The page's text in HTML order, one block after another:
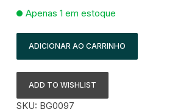
Apenas 1 em estoque
ADICIONAR AO CARRINHO
ADD TO WISHLIST
SKU: BG0097